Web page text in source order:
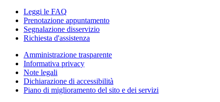
Leggi le FAQ
Prenotazione appuntamento
Segnalazione disservizio
Richiesta d'assistenza
Amministrazione trasparente
Informativa privacy
Note legali
Dichiarazione di accessibilità
Piano di miglioramento del sito e dei servizi